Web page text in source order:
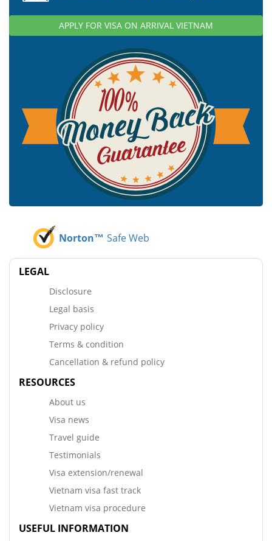
APPLY FOR VISA ON ARRIVAL VIETNAM
Norton™ Safe Web
LEGAL
Disclosure
Legal basis
Privacy policy
Terms & condition
Cancellation & refund policy
RESOURCES
About us
Visa news
Travel guide
Testimonials
Visa extension/renewal
Vietnam visa fast track
Vietnam visa procedure
USEFUL INFORMATION